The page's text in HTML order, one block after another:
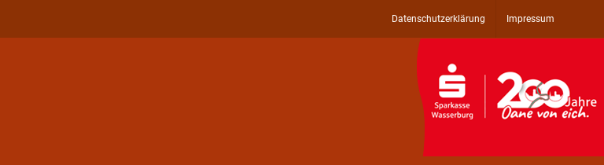
Datenschutzerklärung Impressum